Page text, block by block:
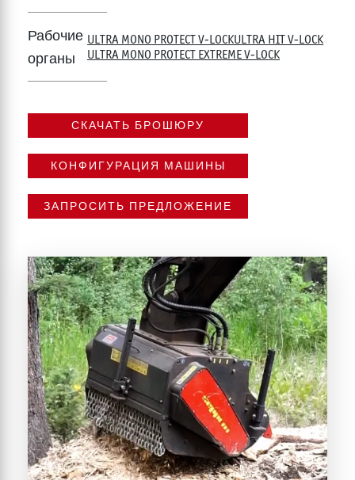
Рабочие
органы
ULTRA MONO PROTECT V-LOCKULTRA HIT V-LOCK
ULTRA MONO PROTECT EXTREME V-LOCK
СКАЧАТЬ БРОШЮРУ
КОНФИГУРАЦИЯ МАШИНЫ